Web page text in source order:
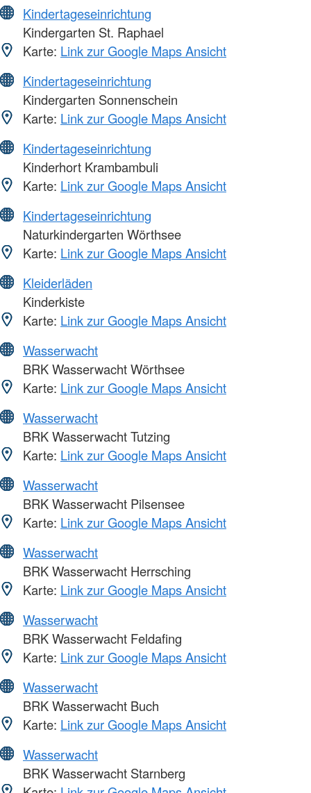
Kindertageseinrichtung
Kindergarten St. Raphael
Karte: Link zur Google Maps Ansicht
Kindertageseinrichtung
Kindergarten Sonnenschein
Karte: Link zur Google Maps Ansicht
Kindertageseinrichtung
Kinderhort Krambambuli
Karte: Link zur Google Maps Ansicht
Kindertageseinrichtung
Naturkindergarten Wörthsee
Karte: Link zur Google Maps Ansicht
Kleiderläden
Kinderkiste
Karte: Link zur Google Maps Ansicht
Wasserwacht
BRK Wasserwacht Wörthsee
Karte: Link zur Google Maps Ansicht
Wasserwacht
BRK Wasserwacht Tutzing
Karte: Link zur Google Maps Ansicht
Wasserwacht
BRK Wasserwacht Pilsensee
Karte: Link zur Google Maps Ansicht
Wasserwacht
BRK Wasserwacht Herrsching
Karte: Link zur Google Maps Ansicht
Wasserwacht
BRK Wasserwacht Feldafing
Karte: Link zur Google Maps Ansicht
Wasserwacht
BRK Wasserwacht Buch
Karte: Link zur Google Maps Ansicht
Wasserwacht
BRK Wasserwacht Starnberg